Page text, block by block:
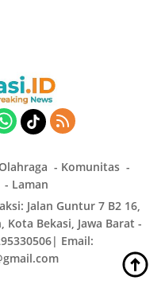
Olahraga
Komunitas
Laman
Jalan Guntur 7 B2 16,
Kota Bekasi, Jawa Barat -
Email: